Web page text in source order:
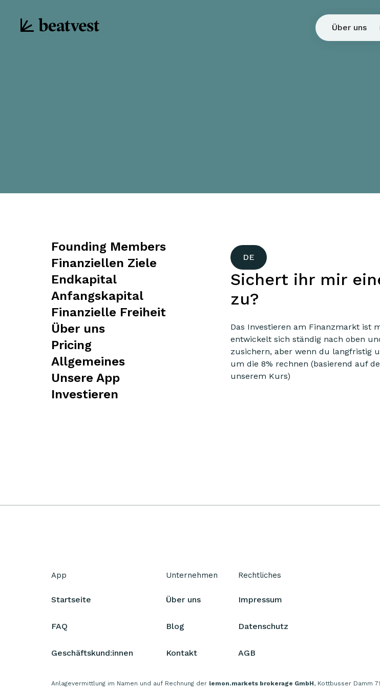
Über uns
Founding Members
Finanziellen Ziele
Endkapital
Anfangskapital
Finanzielle Freiheit
Über uns
Pricing
Allgemeines
Unsere App
Investieren
DE
Sichert ihr mir
zu?
Das Investieren am Finanzmarkt ist
entwickelt sich ständig nach oben
zusichern, aber wenn du langfristig
um die 8% rechnen (basierend auf
unserem Kurs)
App
Startseite
FAQ
Geschäftskund:innen
Unternehmen
Über uns
Blog
Kontakt
Rechtliches
Impressum
Datenschutz
AGB
Anlagevermittlung im Namen und auf Rechnung der lemon.markets brokerage GmbH, Kottbusser Damm